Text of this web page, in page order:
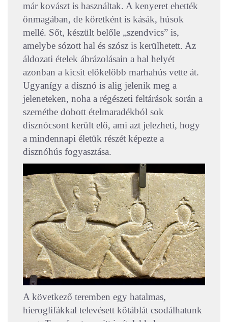
már kovászt is használtak. A kenyeret ehették
önmagában, de köretként is kásák, húsok
mellé. Sőt, készült belőle „szendvics” is,
amelybe sózott hal és szósz is kerülhetett. Az
áldozati ételek ábrázolásain a hal helyét
azonban a kicsit előkelőbb marhahús vette át.
Ugyanígy a disznó is alig jelenik meg a
jeleneteken, noha a régészeti feltárások során a
szemétbe dobott ételmaradékból sok
disznócsont került elő, ami azt jelezheti, hogy
a mindennapi életük részét képezte a
disznóhús fogyasztása.
A következő teremben egy hatalmas,
hieroglifákkal televésett kőtáblát csodálhatunk